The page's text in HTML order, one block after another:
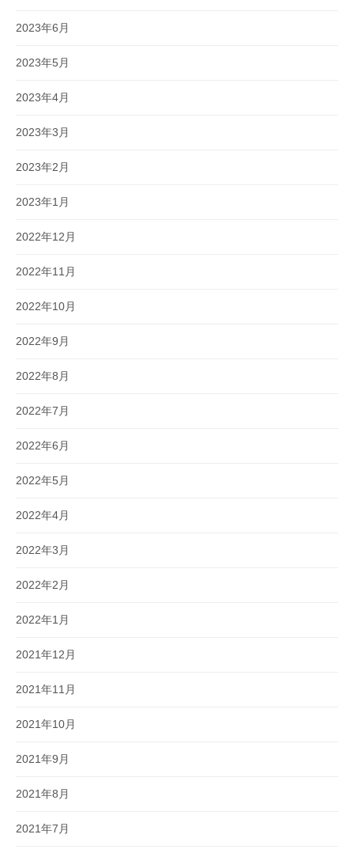
2023年6月
2023年5月
2023年4月
2023年3月
2023年2月
2023年1月
2022年12月
2022年11月
2022年10月
2022年9月
2022年8月
2022年7月
2022年6月
2022年5月
2022年4月
2022年3月
2022年2月
2022年1月
2021年12月
2021年11月
2021年10月
2021年9月
2021年8月
2021年7月